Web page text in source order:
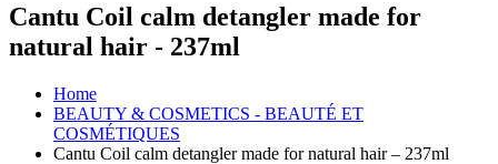
Cantu Coil calm detangler made for
natural hair - 237ml
Home
BEAUTY & COSMETICS - BEAUTÉ ET
COSMÉTIQUES
Cantu Coil calm detangler made for natural hair – 237ml